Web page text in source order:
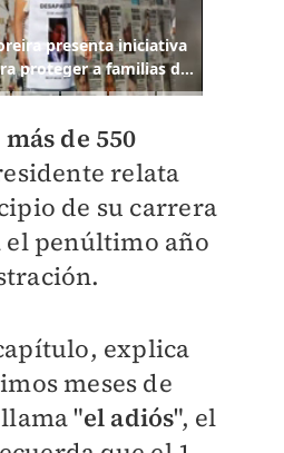
más de 550
relata
de su carrera
penúltimo año
explica
meses de
"el adiós", el